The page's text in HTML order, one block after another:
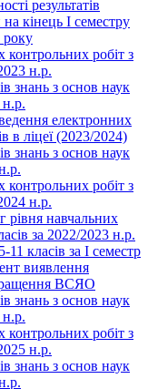
результатів
кінець І семестру
року
контрольних робіт з
н.р.
знань з основ наук
н.р.
електронних
в ліцеї (2023/2024)
знань з основ наук
контрольних робіт з
н.р.
рівня навчальних
за 2022/2023 н.р.
класів за І семестр
виявлення
ВСЯО
знань з основ наук
н.р.
контрольних робіт з
н.р.
знань з основ наук